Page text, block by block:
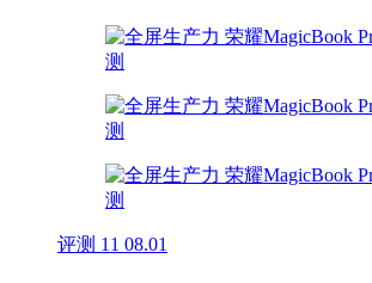
评测 11 08.01